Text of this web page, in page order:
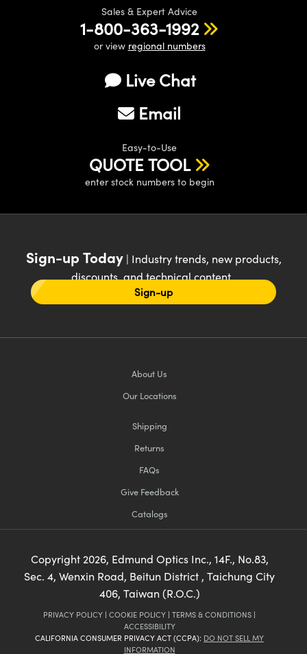
Sales & Expert Advice
1-800-363-1992
or view regional numbers
Live Chat
Email
Easy-to-Use
QUOTE TOOL
enter stock numbers to begin
Sign-up Today| Industry trends, new products,
discounts, and technical content
Sign-up
About Us
Our Locations
Shipping
Returns
FAQs
Give Feedback
Catalogs
Copyright 2026, Edmund Optics Inc., 14F., No.83,
Sec. 4, Wenxin Road, Beitun District , Taichung City
406, Taiwan (R.O.C.)
PRIVACY POLICY | COOKIE POLICY | TERMS & CONDITIONS |
ACCESSIBILITY
CALIFORNIA CONSUMER PRIVACY ACT (CCPA): DO NOT SELL MY
INFORMATION